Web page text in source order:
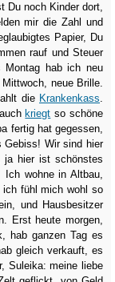
Du noch Kinder dort,
mir die Zahl und
Papier, Du
rauf und Steuer
Montag hab ich neu
neue Brille.
die Krankenkass.
kriegt so schöne
fertig hat gegessen,
Gebiss! Wir sind hier
ja hier ist schönstes
wohne in Altbau,
fühl mich wohl so
und Hausbesitzer
Erst heute morgen,
hab ganzen Tag es
gleich verkauft, es
Suleika: meine liebe